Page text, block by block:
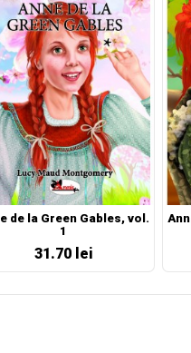
de la Green Gables, vol.
1
31.70 lei